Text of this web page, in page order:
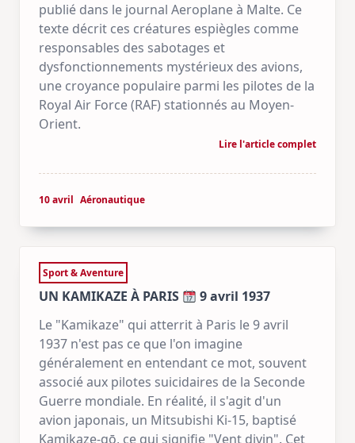
publié dans le journal Aeroplane à Malte. Ce
texte décrit ces créatures espiègles comme
responsables des sabotages et
dysfonctionnements mystérieux des avions,
une croyance populaire parmi les pilotes de la
Royal Air Force (RAF) stationnés au Moyen-
Orient.
Lire l'article complet
10 avril Aéronautique
Sport & Aventure
UN KAMIKAZE À PARIS
9 avril 1937
Le "Kamikaze" qui atterrit à Paris le 9 avril
1937 n'est pas ce que l'on imagine
généralement en entendant ce mot, souvent
associé aux pilotes suicidaires de la Seconde
Guerre mondiale. En réalité, il s'agit d'un
avion japonais, un Mitsubishi Ki-15, baptisé
Kamikaze-gō, ce qui signifie "Vent divin". Cet